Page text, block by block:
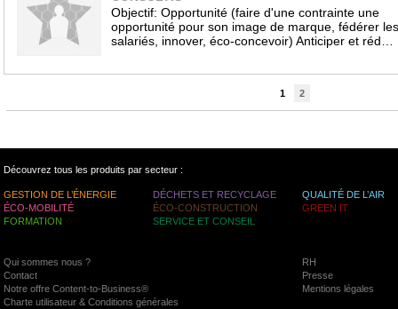
Objectif: Opportunité (faire d'une contrainte une
opportunité pour son image de marque, fédérer les
salariés, innover, éco-concevoir) Anticiper et réd…
1 2
Découvrez tous les produits par secteur :
GESTION DE L’ÉNERGIE DÉCHETS ET RECYCLAGE
QUALITÉ DE L’AIR
ÉCO-MOBILITÉ
ÉCO-CONSTRUCTION
GREEN IT
FORMATION
SERVICE ET CONSEIL
Qui sommes nous ?
RH
Contact
Presse
Notre offre Content-to-Business®
Mentions légales
Charte utilisateur & Conditions générales